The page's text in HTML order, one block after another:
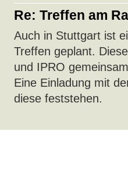
Re: Treffen am
Auch in Stuttgart ist
Treffen geplant.
und IPRO
Eine Einladung mit
diese feststehen.